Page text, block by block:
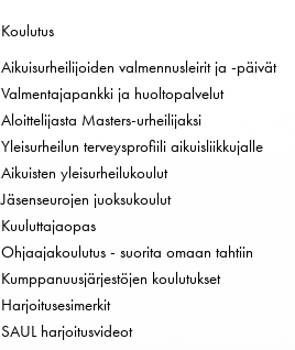
Koulutus
Aikuisurheilijoiden valmennusleirit ja -päivät
Valmentajapankki ja huoltopalvelut
Aloittelijasta Masters-urheilijaksi
Yleisurheilun terveysprofiili aikuisliikkujalle
Aikuisten yleisurheilukoulut
Jäsenseurojen juoksukoulut
Kuuluttajaopas
Ohjaajakoulutus - suorita omaan tahtiin
Kumppanuusjärjestöjen koulutukset
Harjoitusesimerkit
SAUL harjoitusvideot